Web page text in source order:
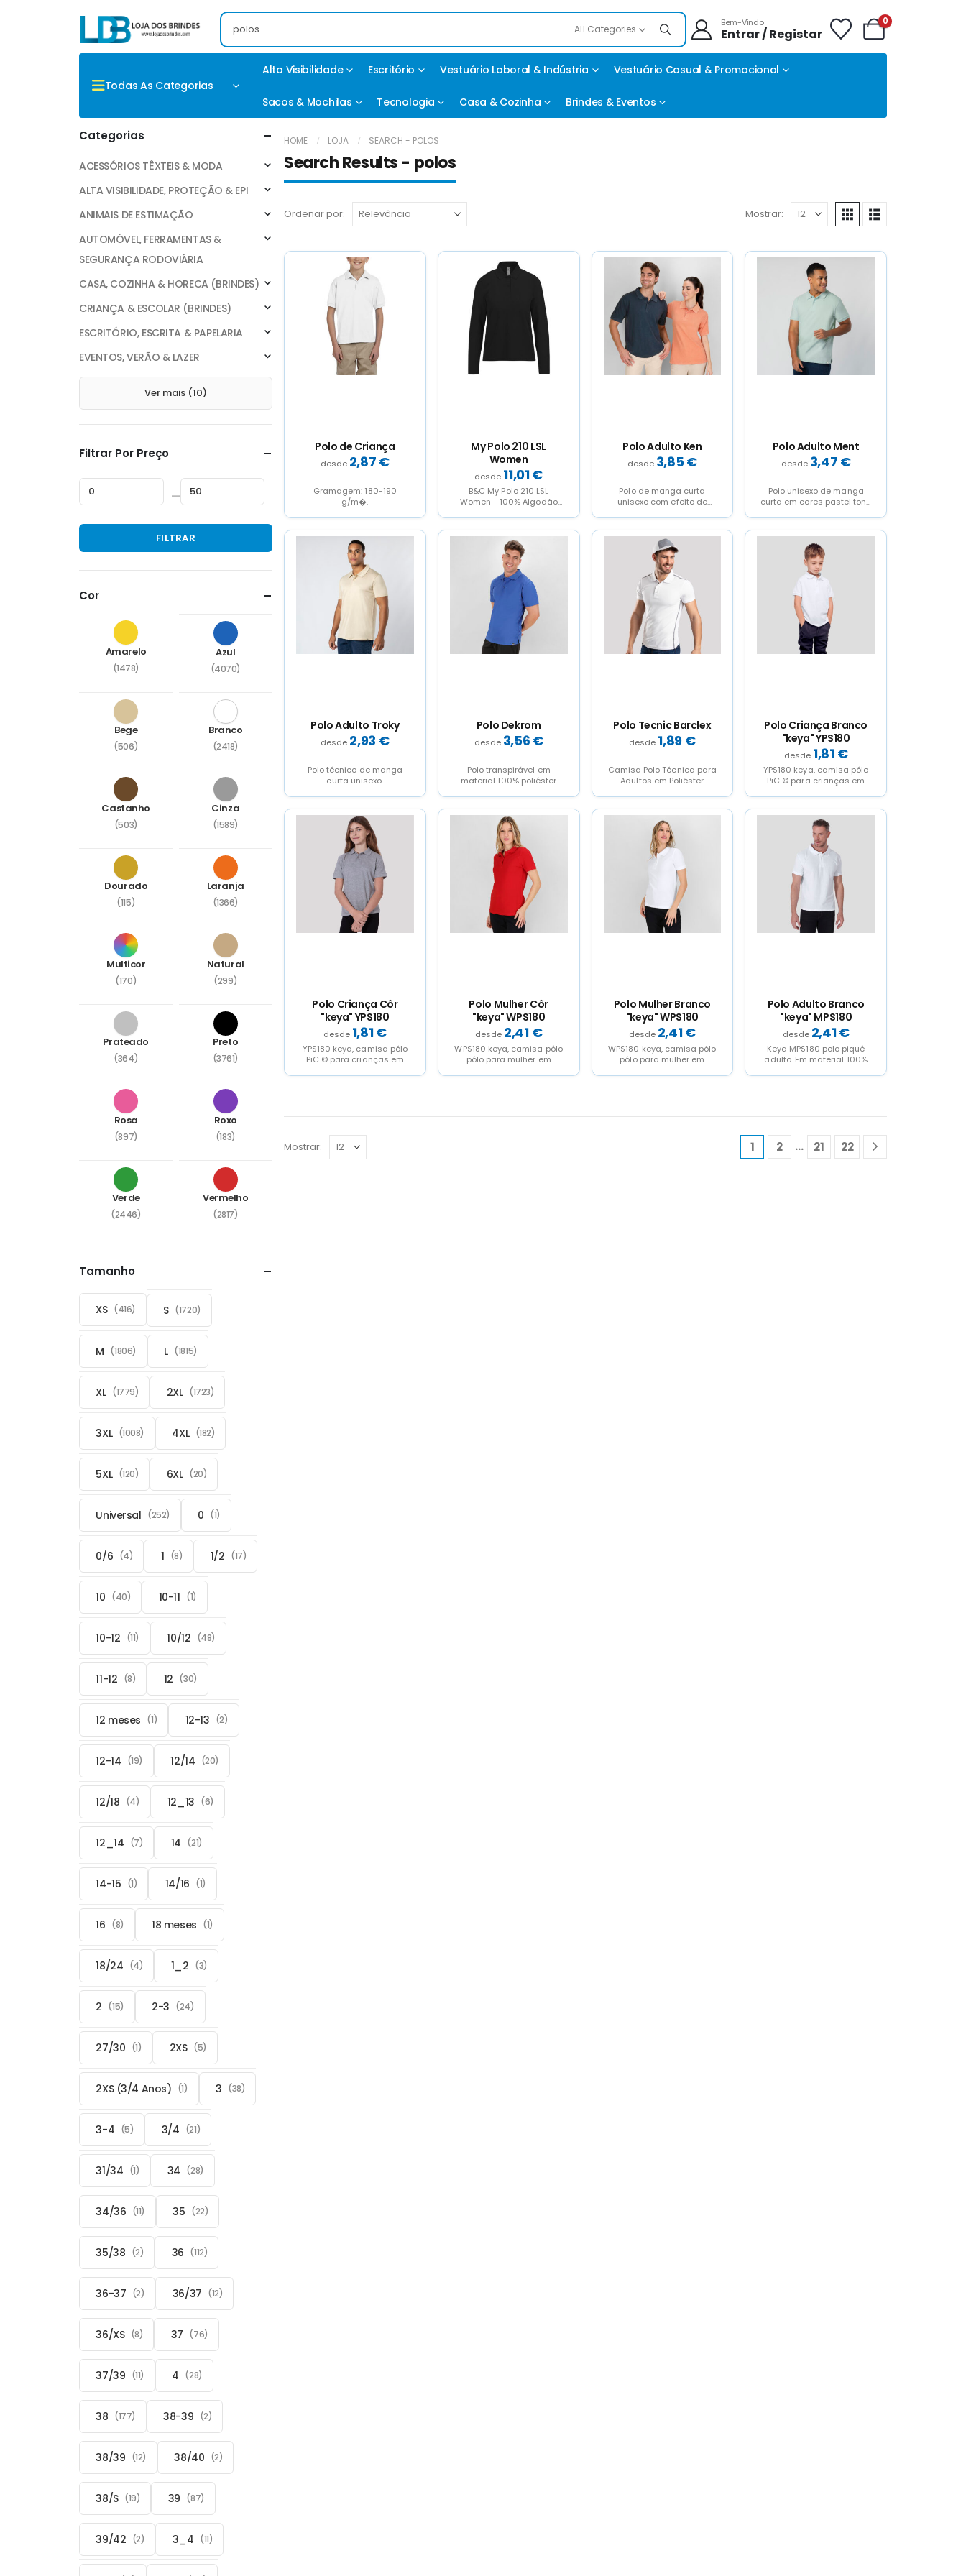
All Categories
Bem-Vindo
Entrar / Registar
0
Todas As Categorias
Alta Visibilidade Escritório Vestuário Laboral & Indústria Vestuário Casual & Promocional
Sacos & Mochilas Tecnologia Casa & Cozinha Brindes & Eventos
HOME LOJA SEARCH - POLOS
Search Results - polos
Ordenar por: Mostrar:
Polo de Criança
2,87 €
Gramagem: 180-190
g/m�.
My Polo 210 LSL
Women
11,01€
B&C My Polo 210 LSL
Women - 100% Algodão
Polo Adulto Ken
3,85€
Polo de manga curta
unisexo com efeito de
Polo Adulto Ment
3,47 €
Polo unisexo de manga
curta em cores pastel tons
Polo Adulto Troky
2,93 €
Polo técnico de manga
curta unisexo.
reciclado e cor...
Polo Dekrom
3,56 €
Polo transpirável em
material 100% poliéster
Polo Tecnic Barclex
1,89 €
Camisa Polo Técnica para
Adultos em Poliéster
Polo Criança Branco
"keya" YPS180
1,81 €
YPS180 keya, camisa pólo
PiC © para crianças em
Polo Criança Côr
"keya" YPS180
1,81€
YPS180 keya, camisa pólo
PiC © para crianças em
Polo Mulher Côr
"keya" WPS180
2,41 €
WPS180 keya, camisa pólo
pólo para mulher em
Polo Mulher Branco
"keya" WPS180
2,41€
WPS180 keya, camisa pólo
pólo para mulher em
Polo Adulto Branco
"keya" MPS180
2,41€
Keya MPS180 polo piqué
adulto. Em material 100%
Mostrar: 1 2 … 21 22
Categorias
ACESSÓRIOS TÊXTEIS & MODA
ALTA VISIBILIDADE, PROTEÇÃO & EPI
ANIMAIS DE ESTIMAÇÃO
AUTOMÓVEL, FERRAMENTAS &
SEGURANÇA RODOVIÁRIA
CASA, COZINHA & HORECA (BRINDES)
CRIANÇA & ESCOLAR (BRINDES)
ESCRITÓRIO, ESCRITA & PAPELARIA
EVENTOS, VERÃO & LAZER
Ver mais (10)
Filtrar Por Preço
Preço
Preço
—
FILTRAR
Cor
Amarelo
(1478)
Azul
(4070)
Bege
(506)
Branco
(2418)
Castanho
(503)
Cinza
(1589)
Dourado
(115)
Laranja
(1366)
Multicor
(170)
Natural
(299)
Prateado
(364)
Preto
(3761)
Rosa
(897)
Roxo
(183)
Verde
(2446)
Vermelho
(2817)
Tamanho
XS (416) S (1720)
M (1806) L (1815)
XL (1779) 2XL (1723)
3XL (1008) 4XL (182)
5XL (120) 6XL (20)
Universal (252) 0 (1)
0/6 (4) 1 (8) 1/2 (17)
10 (40) 10-11 (1)
10-12 (11) 10/12 (48)
11-12 (8) 12 (30)
12 meses (1) 12-13 (2)
12-14 (19) 12/14 (20)
12/18 (4) 12_13 (6)
12_14 (7) 14 (21)
14-15 (1) 14/16 (1)
16 (8) 18 meses (1)
18/24 (4) 1_2 (3)
2 (15) 2-3 (24)
27/30 (1) 2XS (5)
2XS (3/4 Anos) (1) 3 (38)
3-4 (5) 3/4 (21)
31/34 (1) 34 (28)
34/36 (11) 35 (22)
35/38 (2) 36 (112)
36-37 (2) 36/37 (12)
36/XS (8) 37 (76)
37/39 (11) 4 (28)
38 (177) 38-39 (2)
38/39 (12) 38/40 (2)
38/S (19) 39 (87)
39/42 (2) 3_4 (11)